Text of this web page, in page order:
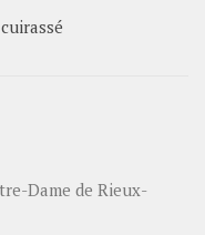
Dame de Rieux-